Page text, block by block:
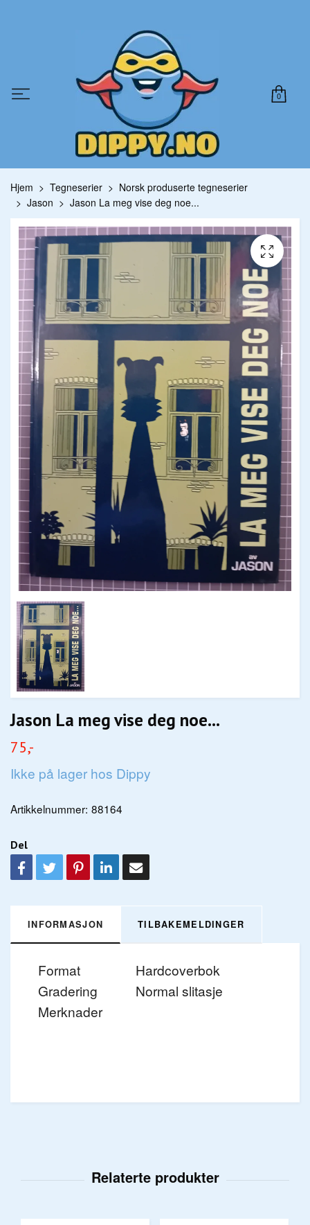
0
Hjem Tegneserier
Norsk produserte tegneserier
Jason
Jason La meg vise deg noe...
Jason La meg vise deg noe...
75,-
Ikke på lager hos Dippy
Artikkelnummer: 88164
Del
INFORMASJON TILBAKEMELDINGER
Format
Hardcoverbok
Gradering
Normal slitasje
Merknader